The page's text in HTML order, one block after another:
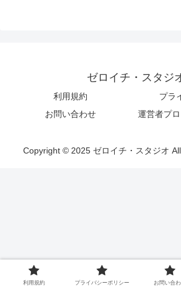
ゼロイチ・スタジ
利用規約
プラ
お問い合わせ
運営者プ
Copyright © 2025 ゼロイチ・スタジオ
利用規約 プライバシーポリシー お問い合